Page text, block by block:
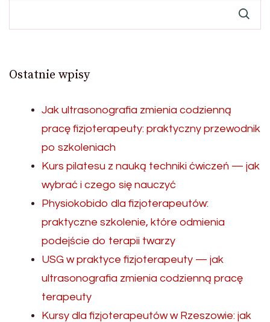
Ostatnie wpisy
Jak ultrasonografia zmienia codzienną
pracę fizjoterapeuty: praktyczny przewodnik
po szkoleniach
Kurs pilatesu z nauką techniki ćwiczeń — jak
wybrać i czego się nauczyć
Physiokobido dla fizjoterapeutów:
praktyczne szkolenie, które odmienia
podejście do terapii twarzy
USG w praktyce fizjoterapeuty — jak
ultrasonografia zmienia codzienną pracę
terapeuty
Kursy dla fizjoterapeutów w Rzeszowie: jak